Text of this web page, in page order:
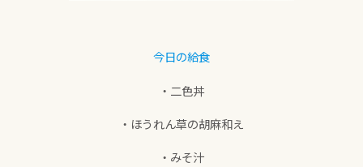
今日の給食
・二色丼
・ほうれん草の胡麻和え
・みそ汁